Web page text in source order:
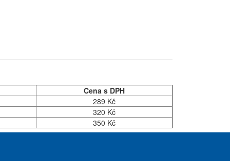
Cena s DPH
289 Kč
320 Kč
350 Kč